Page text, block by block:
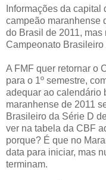
Informações da
campeão maranhense
do Brasil de 2011,
Campeonato Brasileiro
A FMF quer retornar o
para o 1º semestre,
adequar ao calendário
maranhense de 2011
Brasileiro da Série D
ver na tabela da CBF
porque? É que no
data para iniciar, mas
terminam.